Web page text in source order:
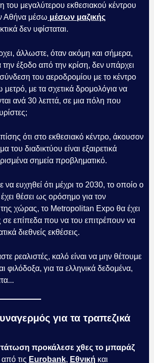
μεγαλύτερου εκθεσιακού κέντρου
Αθήνα μέσω μέσων μαζικής
δεν υφίσταται.
άλλωστε, όταν ακόμη και σήμερα,
την έξοδο από την κρίση, δεν υπάρχει
του αεροδρομίου με το κέντρο
με τα σχετικά δρομολόγια να
ανά 30 λεπτά, σε μια πόλη που
ότι στο εκθεσιακό κέντρο, άκουσον
του διαδικτύου είναι εξαιρετικά
σημεία προβληματικό.
ευχηθεί ότι μέχρι το 2030, το οποίο ο
θέσει ως ορόσημο για τον
χώρας, το Metropolitan Expo θα έχει
σε επίπεδα που να του επιτρέπουν να
διεθνείς εκθέσεις.
ρεαλιστές, καλό είναι να μην θέτουμε
φιλόδοξα, για τα ελληνικά δεδομένα,
για τα τραπεζικά
προκάλεσε χθες το μπαράζ
από τις Eurobank, Εθνική και